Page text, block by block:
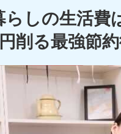
らしの生活費
削る最強節